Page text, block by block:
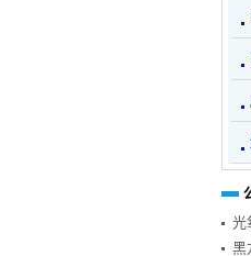
光
黑